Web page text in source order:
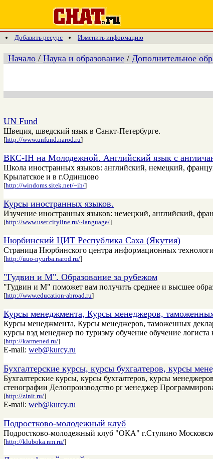
Добавить ресурс Изменить информацию
Начало / Наука и образование / Дополнительное
UN Fund
Швеция, шведский язык в Санкт-Петербурге.
[http://www.unfund.narod.ru]
ВКС-IH на Молодежной. Английский язык с
Школа иностранных языков: английский, немецкий,
Крылатское и в г.Одинцово
[http://windoms.sitek.net/~ih/]
Курсы иностранных языков.
Изучение иностранных языков: немецкий, английский,
[http://www.user.cityline.ru/~language/]
Нюрбинский ЦИТ Республика Саха (Якутия)
Страница Нюрбинского центра информационных
[http://uuo-nyurba.narod.ru/]
"Гудвин и М". Образование за рубежом
"Гудвин и М" поможет вам получить среднее и высшее
[http://www.education-abroad.ru]
Курсы менеджмента, Курсы менеджеров,
Курсы менеджмента, Курсы менеджеров, таможенных
курсы вэд менеджер по туризму обучение обучение
[http://karmened.ru/]
E-mail: web@kurcy.ru
Бухгалтерские курсы, курсы бухгалтеров, курсы
Бухгалтерские курсы, курсы бухгалтеров, курсы
стенографии Делопроизводство pr менеджер
[http://zinit.ru/]
E-mail: web@kurcy.ru
Подростково-молодежный клуб
Подростково-молодежный клуб "ОКА" г.Ступино
[http://kluboka.nm.ru/]